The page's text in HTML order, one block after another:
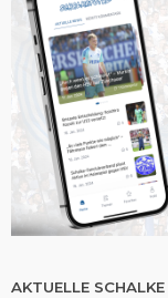
AKTUELLE